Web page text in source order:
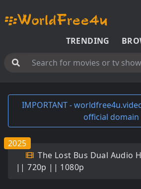
TRENDING
IMPORTANT -
official domain
The Lost Bus Dual Audio
|| 720p || 1080p
2025